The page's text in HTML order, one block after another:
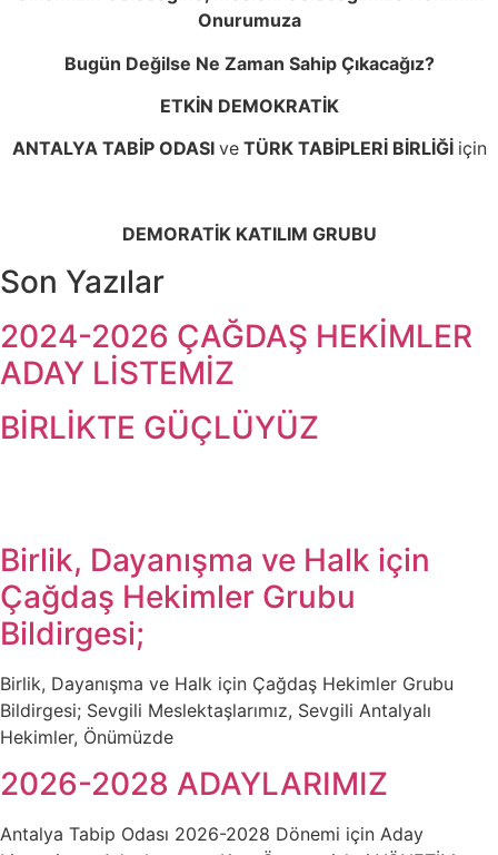
Onurumuza
Bugün Değilse Ne Zaman Sahip Çıkacağız?
ETKİN DEMOKRATİK
ANTALYA TABİP ODASI veTÜRK TABİPLERİ BİRLİĞİ için
DEMORATİK KATILIM GRUBU
Son Yazılar
2024-2026 ÇAĞDAŞ HEKİMLER
ADAY LİSTEMİZ
BİRLİKTE GÜÇLÜYÜZ
Birlik, Dayanışma ve Halk için
Çağdaş Hekimler Grubu
Bildirgesi;
Birlik, Dayanışma ve Halk için Çağdaş Hekimler Grubu
Bildirgesi; Sevgili Meslektaşlarımız, Sevgili Antalyalı
Hekimler, Önümüzde
2026-2028 ADAYLARIMIZ
Antalya Tabip Odası 2026-2028 Dönemi için Aday